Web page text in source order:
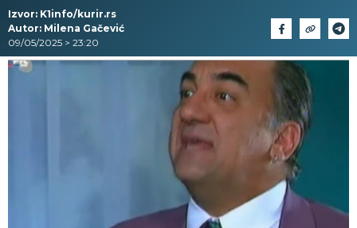
Izvor: K1info/kurir.rs
Autor: Milena Gačević
09/05/2025 > 23:20